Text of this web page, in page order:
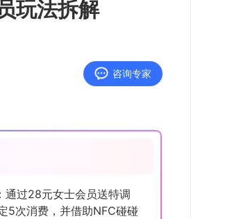
玩法拆解
咨询专家
通过28元女士会员送特调
5次消费，并借助NFC碰碰